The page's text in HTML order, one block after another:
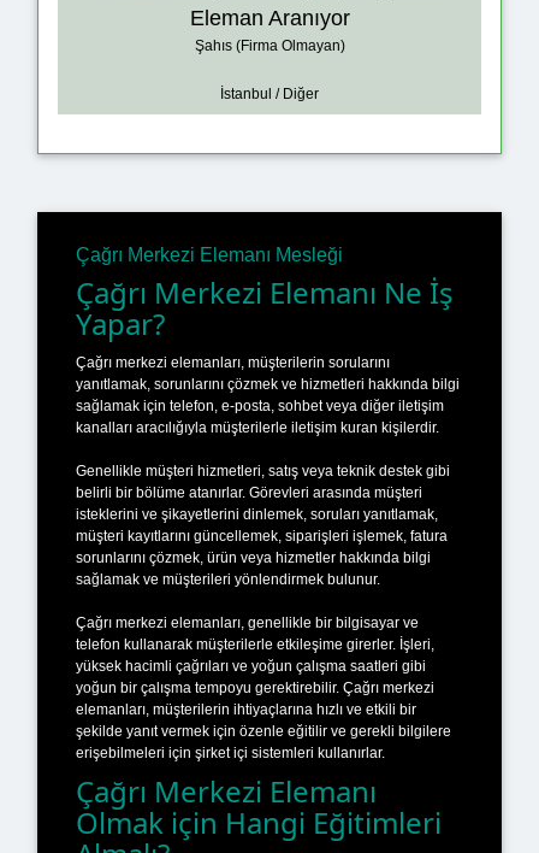
Eleman Aranıyor
Şahıs (Firma Olmayan)
İstanbul / Diğer
Çağrı Merkezi Elemanı Mesleği
Çağrı Merkezi Elemanı Ne İş
Yapar?
Çağrı merkezi elemanları, müşterilerin sorularını
yanıtlamak, sorunlarını çözmek ve hizmetleri hakkında bilgi
sağlamak için telefon, e-posta, sohbet veya diğer iletişim
kanalları aracılığıyla müşterilerle iletişim kuran kişilerdir.
Genellikle müşteri hizmetleri, satış veya teknik destek gibi
belirli bir bölüme atanırlar. Görevleri arasında müşteri
isteklerini ve şikayetlerini dinlemek, soruları yanıtlamak,
müşteri kayıtlarını güncellemek, siparişleri işlemek, fatura
sorunlarını çözmek, ürün veya hizmetler hakkında bilgi
sağlamak ve müşterileri yönlendirmek bulunur.
Çağrı merkezi elemanları, genellikle bir bilgisayar ve
telefon kullanarak müşterilerle etkileşime girerler. İşleri,
yüksek hacimli çağrıları ve yoğun çalışma saatleri gibi
yoğun bir çalışma tempoyu gerektirebilir. Çağrı merkezi
elemanları, müşterilerin ihtiyaçlarına hızlı ve etkili bir
şekilde yanıt vermek için özenle eğitilir ve gerekli bilgilere
erişebilmeleri için şirket içi sistemleri kullanırlar.
Çağrı Merkezi Elemanı
Olmak için Hangi Eğitimleri